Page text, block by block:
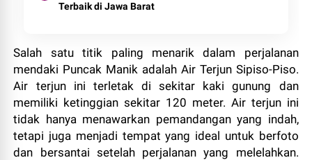
Terbaik di Jawa Barat
Salah satu titik paling menarik dalam perjalanan
mendaki Puncak Manik adalah Air Terjun Sipiso-Piso.
Air terjun ini terletak di sekitar kaki gunung dan
memiliki ketinggian sekitar 120 meter. Air terjun ini
tidak hanya menawarkan pemandangan yang indah,
tetapi juga menjadi tempat yang ideal untuk berfoto
dan bersantai setelah perjalanan yang melelahkan.